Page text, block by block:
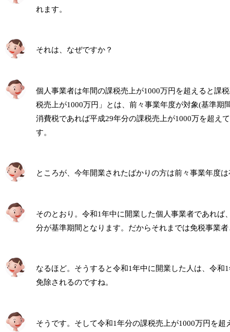
れます。
それは、なぜですか？
個人事業者は年間の課税売上が1000万円を超えると課
税売上が1000万円」とは、前々事業年度が対象(基準期
消費税であれば平成29年分の課税売上が1000万を超え
す。
ところが、今年開業されたばかりの方は前々事業年度
そのとおり。令和1年中に開業した個人事業者であれば
分が基準期間となります。だからそれまでは免税事業
なるほど。そうすると令和1年中に開業した人は、令和
免除されるのですね。
そうです。そして令和1年分の課税売上が1000万円を